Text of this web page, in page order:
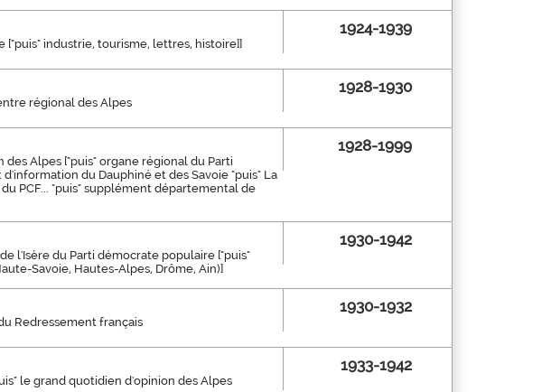
industrie, tourisme, lettres, histoire]]
1924-1939
régional des Alpes
1928-1930
Alpes ["puis" organe régional du Parti
du Dauphiné et des Savoie "puis" La
PCF... "puis" supplément départemental de
1928-1999
l'Isère du Parti démocrate populaire ["puis"
Savoie, Hautes-Alpes, Drôme, Ain)]
1930-1942
Redressement français
1930-1932
le grand quotidien d'opinion des Alpes
1933-1942